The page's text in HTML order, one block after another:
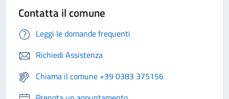
Contatta il comune
Leggi le domande frequenti
Richiedi Assistenza
Chiama il comune +39 0383 375156